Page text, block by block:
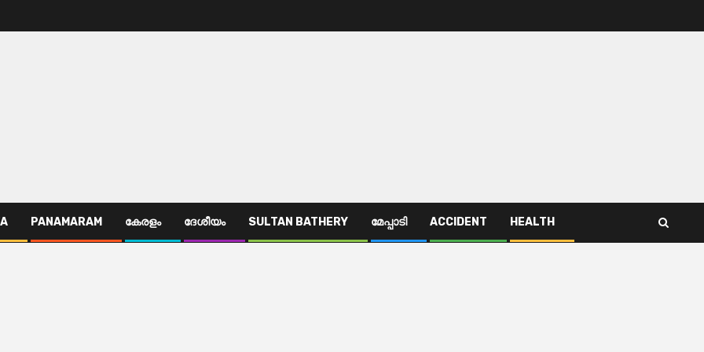
PANAMARAM കേരളം ദേശീയം SULTAN BATHERY മേപ്പാടി ACCIDENT HEALTH